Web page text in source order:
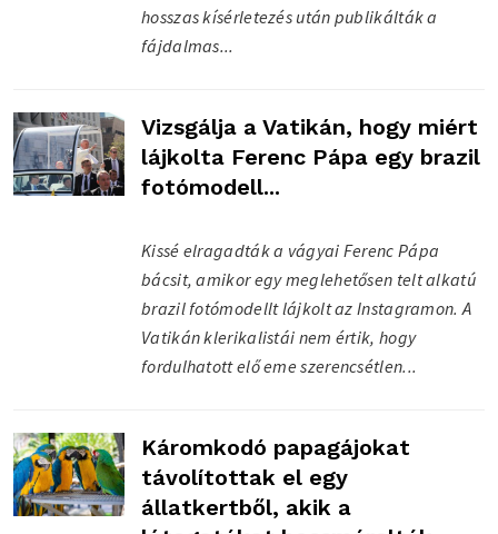
hosszas kísérletezés után publikálták a
fájdalmas...
Vizsgálja a Vatikán, hogy miért
lájkolta Ferenc Pápa egy brazil
fotómodell...
Kissé elragadták a vágyai Ferenc Pápa
bácsit, amikor egy meglehetősen telt alkatú
brazil fotómodellt lájkolt az Instagramon. A
Vatikán klerikalistái nem értik, hogy
fordulhatott elő eme szerencsétlen...
Káromkodó papagájokat
távolítottak el egy
állatkertből, akik a